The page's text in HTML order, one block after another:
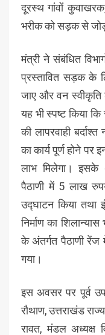
दूरस्थ गांवों
भरीक को सड़क से
मंत्री ने संबंधित
प्रस्तावित सड़क के
जाए और वन स्वीकृति
यह भी स्पष्ट किया
की लापरवाही
का कार्य पूर्ण होने पर
लाभ मिलेगा। इसके
पैठाणी में 5 लाख
उद्घाटन किया तथा
निर्माण का
के अंतर्गत पैठाणी रेंज
गया।
इस अवसर पर पूर्व
रौथाण, उत्तराखंड
रावत, मंडल अध्यक्ष